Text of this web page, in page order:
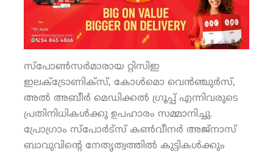
സ്‌പോണ്‍സര്‍മാരായ റ്റിസിഇ
ഇലക്ട്രോണിക്‌സ്, കോള്‍മൊ വെന്‍ഞ്ചുര്‍സ്,
അല്‍ അബീര്‍ മെഡിക്കല്‍ ഗ്രൂപ്പ് എന്നിവരുടെ
പ്രതിനിധികള്‍ക്കു ഉപഹാരം സമ്മാനിച്ചു.
പ്രോഗ്രാം സ്‌പോര്‍ട്‌സ് കണ്‍വീനര്‍ അജ്‌നാസ്
ബാവുവിന്റെ നേതൃത്വത്തില്‍ കുട്ടികള്‍ക്കും